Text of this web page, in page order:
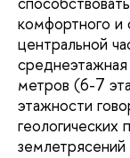
комфортного и
центральной
метров (6-7
этажности
геологических